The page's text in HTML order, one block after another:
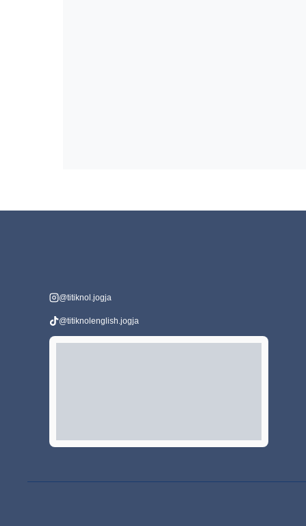
@titiknol.jogja
@titiknolenglish.jogja